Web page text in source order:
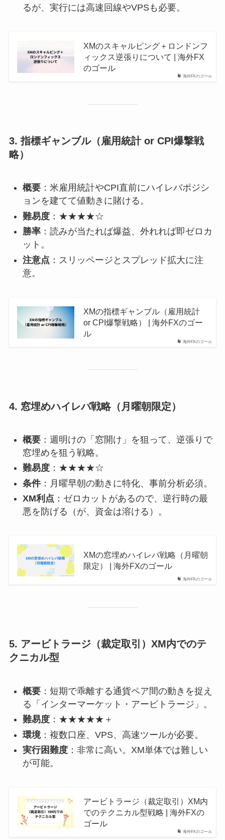
るが、実行には高速回線やVPSも必要。
海外FXのゴール
XMのスキャルピング＋ロンドンフ
ィックス逆張りについて | 海外FX
のゴール
3. 指標ギャンブル（雇用統計 or CPI爆撃戦
略）
概要：米雇用統計やCPI直前にハイレバポジシ
ョンを建てて値動きに賭ける。
難易度：★★★★☆
勝率：読みが当たれば爆益、外れれば即ゼロカ
ット。
注意点 ：スリッページとスプレッド拡大に注
意。
海外FXのゴール
XMの指標ギャンブル（雇用統計
or CPI爆撃戦略） | 海外FXのゴー
ル
4. 窓埋めハイレバ戦略（月曜朝限定）
概要：週明けの「窓開け」を狙って、逆張りで
窓埋めを狙う戦略。
難易度：★★★★☆
条件：月曜早朝の動きに特化、事前分析必須。
XM利点 ：ゼロカットがあるので、逆行時の最
悪を防げる（が、資金は溶ける）。
海外FXのゴール
XMの窓埋めハイレバ戦略（月曜朝
限定） | 海外FXのゴール
5. アービトラージ（裁定取引）XM内でのテ
クニカル型
概要：短期で乖離する通貨ペア間の動きを捉え
る「インターマーケット・アービトラージ」。
難易度：★★★★★＋
環境：複数口座、VPS、高速ツールが必要。
実行困難度：非常に高い。XM単体では難しい
が可能。
海外FXのゴール
アービトラージ（裁定取引）XM内
でのテクニカル型戦略 | 海外FXの
ゴール